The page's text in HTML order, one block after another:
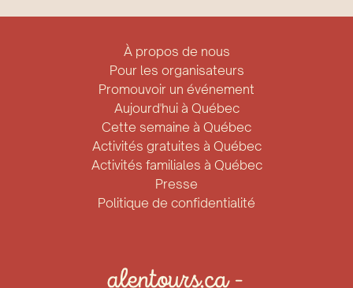
À propos de nous
Pour les organisateurs
Promouvoir un événement
Aujourd'hui à Québec
Cette semaine à Québec
Activités gratuites à Québec
Activités familiales à Québec
Presse
Politique de confidentialité